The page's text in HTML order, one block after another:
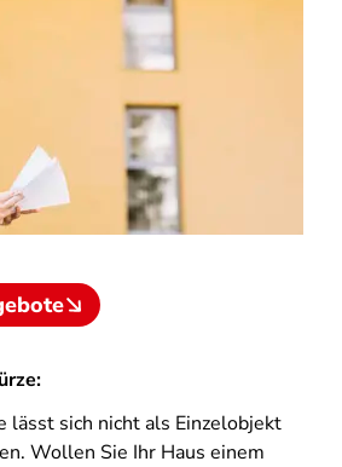
lässt sich nicht als Einzelobjekt
Wollen Sie Ihr Haus einem